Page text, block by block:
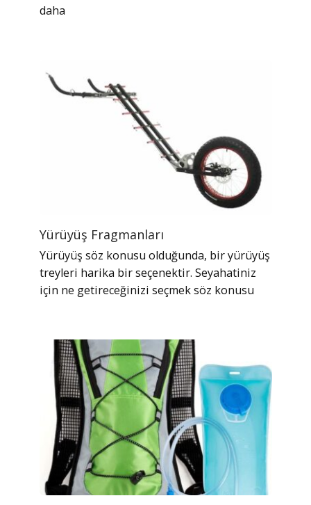
daha
Yürüyüş Fragmanları
Yürüyüş söz konusu olduğunda, bir yürüyüş
treyleri harika bir seçenektir. Seyahatiniz
için ne getireceğinizi seçmek söz konusu